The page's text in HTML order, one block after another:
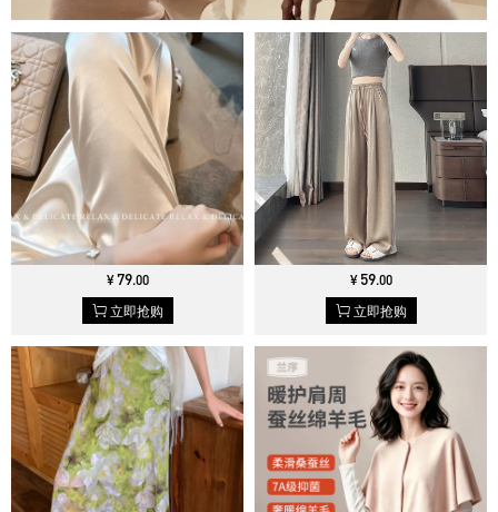
¥79.00
立即抢购
¥ 59.00
立即抢购